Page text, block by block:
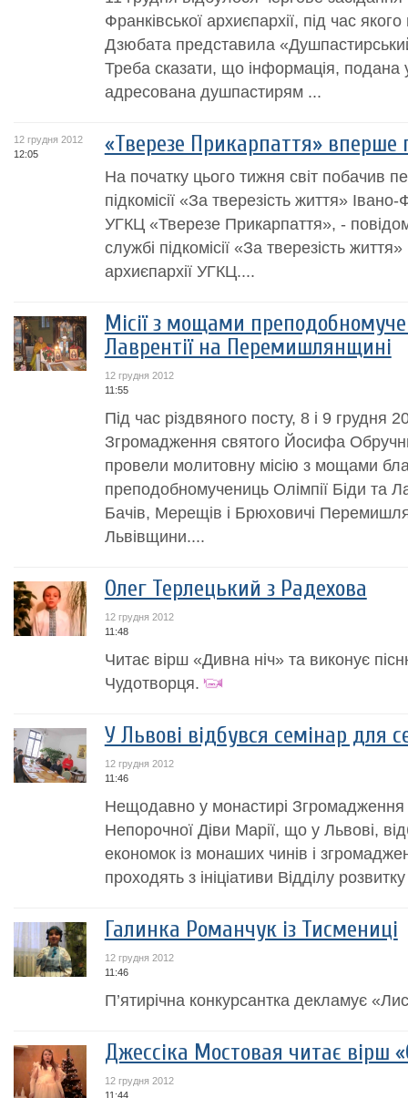
Франківської архиєпархії, під час
Дзюбата представила
Треба сказати, що інформація, подана
адресована душпастирям ...
12 грудня 2012
12:05
«Тверезе Прикарпаття» вперше
На початку цього тижня світ побачив
підкомісії «За тверезість життя» Івано-
УГКЦ «Тверезе Прикарпаття», -
службі підкомісії «За тверезість
aрхиєпархії УГКЦ....
Місії з мощами
Лаврентії на Перемишлянщині
12 грудня 2012
11:55
Під час різдвяного посту, 8 і 9 грудня
Згромадження святого Йосифа
провели молитовну місію з мощами
преподобномучениць Олімпії Біди та
Бачів, Мерещів і Брюховичі
Львівщини....
Олег Терлецький з Радехова
12 грудня 2012
11:48
Читає вірш «Дивна ніч» та виконує
Чудотворця.
У Львові відбувся семінар для
12 грудня 2012
11:46
Нещодавно у монастирі Згромадження
Непорочної Діви Марії, що у Львові,
економок із монаших чинів і
проходять з ініціативи Відділу
Галинка Романчук із Тисмениці
12 грудня 2012
11:46
П’ятирічна конкурсантка декламує
Джессіка Мостовая читає вірш
12 грудня 2012
11:44